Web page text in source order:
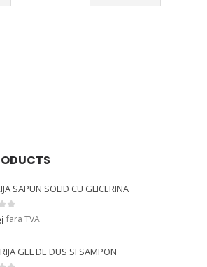
SAPUN SOLID CU GLICERINA
5fara TVA
GEL DE DUS SI SAMPON